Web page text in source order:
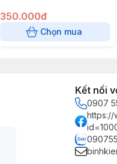
350.000đ
Chọn mua
Kết nối
0907
https://